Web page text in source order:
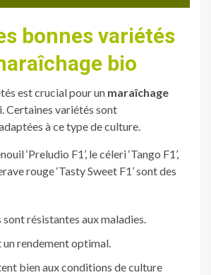
bonnes variétés
bio
est crucial pour un maraîchage
Certaines variétés sont
à ce type de culture.
‘Preludio F1’, le céleri ‘Tango F1’,
rouge ‘Tasty Sweet F1’ sont des
sont résistantes aux maladies.
rendement optimal.
bien aux conditions de culture